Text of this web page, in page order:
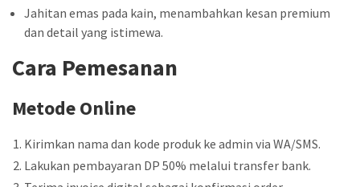
Jahitan emas pada kain, menambahkan kesan premium
dan detail yang istimewa.
Cara Pemesanan
Metode Online
Kirimkan nama dan kode produk ke admin via WA/SMS.
Lakukan pembayaran DP 50% melalui transfer bank.